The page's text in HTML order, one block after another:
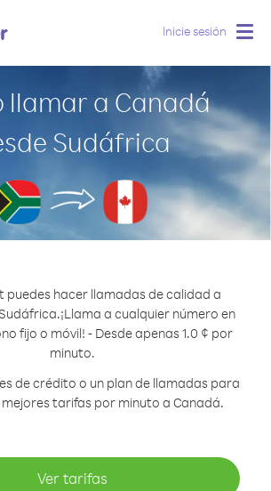
Inicie sesión
llamar a Canadá
Sudáfrica
puedes hacer llamadas de calidad a
¡Llama a cualquier número en
fijo o móvil! - Desde apenas 1.0 ¢ por
minuto.
de crédito o un plan de llamadas para
tarifas por minuto a Canadá.
Ver tarifas